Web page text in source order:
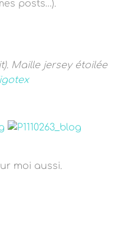
posts…).
Maille jersey étoilée
moi aussi.